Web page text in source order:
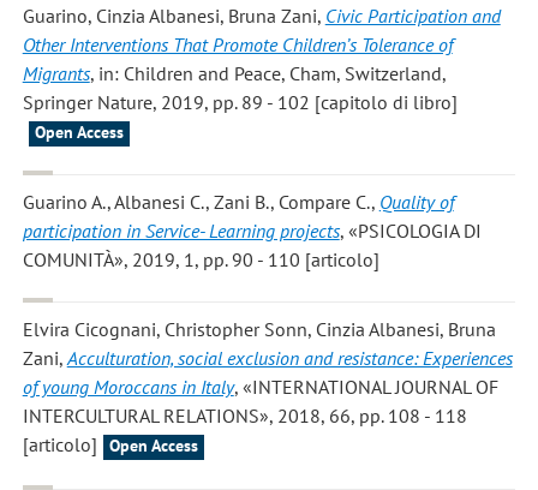
Guarino, Cinzia Albanesi, Bruna Zani, Civic Participation and
Other Interventions That Promote Children’s Tolerance of
Migrants, in: Children and Peace, Cham, Switzerland,
Springer Nature, 2019, pp. 89 - 102 [capitolo di libro]
Open Access
Guarino A., Albanesi C., Zani B., Compare C., Quality of
participation in Service- Learning projects, «PSICOLOGIA DI
COMUNITÀ», 2019, 1, pp. 90 - 110 [articolo]
Elvira Cicognani, Christopher Sonn, Cinzia Albanesi, Bruna
Zani,Acculturation, social exclusion and resistance: Experiences
of young Moroccans in Italy, «INTERNATIONAL JOURNAL OF
INTERCULTURAL RELATIONS», 2018, 66, pp. 108 - 118
[articolo]
Open Access